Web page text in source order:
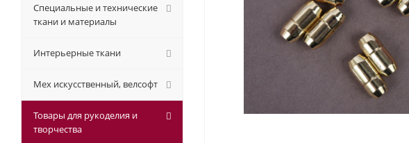
Специальные и технические
ткани и материалы
Интерьерные ткани
Мех искусственный, велсофт
Товары для рукоделия и
творчества